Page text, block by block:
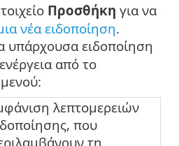
Προσθήκη για να
νέα ειδοποίηση.
υπάρχουσα ειδοποίηση
από το
λεπτομερειών
που
τη